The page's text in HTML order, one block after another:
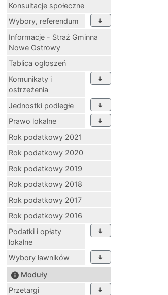
Konsultacje społeczne
Wybory, referendum
Informacje - Straż Gminna
Nowe Ostrowy
Tablica ogłoszeń
Komunikaty i
ostrzeżenia
Jednostki podległe
Prawo lokalne
Rok podatkowy 2021
Rok podatkowy 2020
Rok podatkowy 2019
Rok podatkowy 2018
Rok podatkowy 2017
Rok podatkowy 2016
Podatki i opłaty
lokalne
Wybory ławników
Moduły
Przetargi